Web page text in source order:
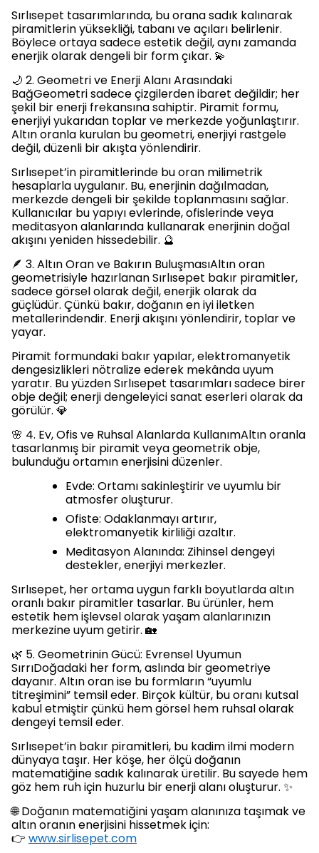
Sırlısepet tasarımlarında, bu orana sadık kalınarak
piramitlerin yüksekliği, tabanı ve açıları belirlenir.
Böylece ortaya sadece estetik değil, aynı zamanda
enerjik olarak dengeli bir form çıkar. 💫
🌙 2. Geometri ve Enerji Alanı Arasındaki
BağGeometri sadece çizgilerden ibaret değildir; her
şekil bir enerji frekansına sahiptir. Piramit formu,
enerjiyi yukarıdan toplar ve merkezde yoğunlaştırır.
Altın oranla kurulan bu geometri, enerjiyi rastgele
değil, düzenli bir akışta yönlendirir.
Sırlısepet’in piramitlerinde bu oran milimetrik
hesaplarla uygulanır. Bu, enerjinin dağılmadan,
merkezde dengeli bir şekilde toplanmasını sağlar.
Kullanıcılar bu yapıyı evlerinde, ofislerinde veya
meditasyon alanlarında kullanarak enerjinin doğal
akışını yeniden hissedebilir. 🔮
🪶 3. Altın Oran ve Bakırın BuluşmasıAltın oran
geometrisiyle hazırlanan Sırlısepet bakır piramitler,
sadece görsel olarak değil, enerjik olarak da
güçlüdür. Çünkü bakır, doğanın en iyi iletken
metallerindendir. Enerji akışını yönlendirir, toplar ve
yayar.
Piramit formundaki bakır yapılar, elektromanyetik
dengesizlikleri nötralize ederek mekânda uyum
yaratır. Bu yüzden Sırlısepet tasarımları sadece birer
obje değil; enerji dengeleyici sanat eserleri olarak da
görülür. 💎
🌸 4. Ev, Ofis ve Ruhsal Alanlarda KullanımAltın oranla
tasarlanmış bir piramit veya geometrik obje,
bulunduğu ortamın enerjisini düzenler.
Evde: Ortamı sakinleştirir ve uyumlu bir
atmosfer oluşturur.
Ofiste: Odaklanmayı artırır,
elektromanyetik kirliliği azaltır.
Meditasyon Alanında: Zihinsel dengeyi
destekler, enerjiyi merkezler.
Sırlısepet, her ortama uygun farklı boyutlarda altın
oranlı bakır piramitler tasarlar. Bu ürünler, hem
estetik hem işlevsel olarak yaşam alanlarınızın
merkezine uyum getirir. 🏡
🌿 5. Geometrinin Gücü: Evrensel Uyumun
SırrıDoğadaki her form, aslında bir geometriye
dayanır. Altın oran ise bu formların “uyumlu
titreşimini” temsil eder. Birçok kültür, bu oranı kutsal
kabul etmiştir çünkü hem görsel hem ruhsal olarak
dengeyi temsil eder.
Sırlısepet’in bakır piramitleri, bu kadim ilmi modern
dünyaya taşır. Her köşe, her ölçü doğanın
matematiğine sadık kalınarak üretilir. Bu sayede hem
göz hem ruh için huzurlu bir enerji alanı oluşturur. ✨
🌐 Doğanın matematiğini yaşam alanınıza taşımak ve
altın oranın enerjisini hissetmek için:
👉 www.sirlisepet.com